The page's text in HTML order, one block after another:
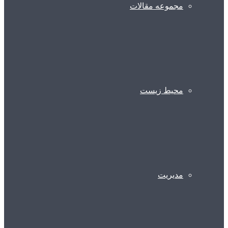
مجموعه مقالات
محیط زیست
مدیریت